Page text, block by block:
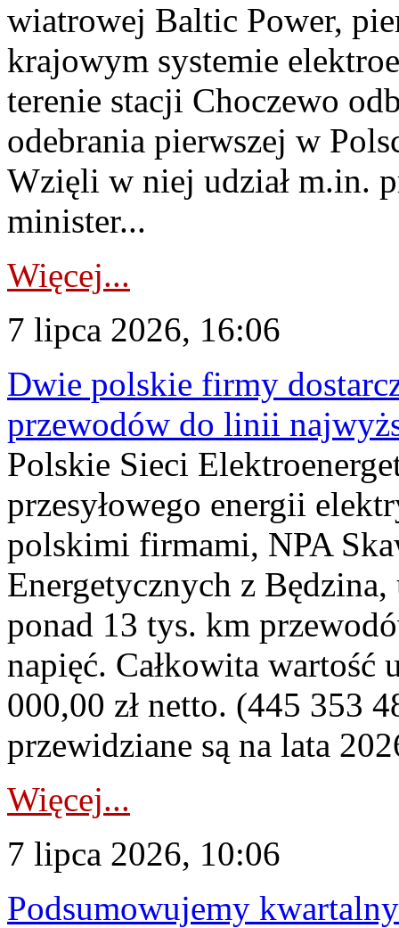
wiatrowej Baltic Power,
krajowym systemie
terenie stacji Choczewo
odebrania pierwszej w
Wzięli w niej udział m.in.
minister...
Więcej...
7 lipca 2026, 16:06
Dwie polskie firmy
przewodów do linii
Polskie Sieci
przesyłowego energii
polskimi firmami, NPA
Energetycznych z
ponad 13 tys. km
napięć. Całkowita
000,00 zł netto. (445 353
przewidziane są na lata
Więcej...
7 lipca 2026, 10:06
Podsumowujemy